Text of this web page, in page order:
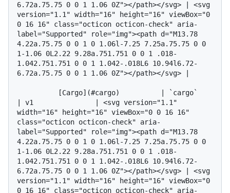
6.72a.75.75 0 0 1 1.06 0Z"></path></svg> | <svg
version="1.1" width="16" height="16" viewBox="0
0 16 16" class="octicon octicon-check" aria-
label="Supported" role="img"><path d="M13.78
4.22a.75.75 0 0 1 0 1.06l-7.25 7.25a.75.75 0 0
1-1.06 0L2.22 9.28a.751.751 0 0 1 .018-
1.042.751.751 0 0 1 1.042-.018L6 10.94l6.72-
6.72a.75.75 0 0 1 1.06 0Z"></path></svg> |
| v1               | <svg version="1.1"
width="16" height="16" viewBox="0 0 16 16"
class="octicon octicon-check" aria-
label="Supported" role="img"><path d="M13.78
4.22a.75.75 0 0 1 0 1.06l-7.25 7.25a.75.75 0 0
1-1.06 0L2.22 9.28a.751.751 0 0 1 .018-
1.042.751.751 0 0 1 1.042-.018L6 10.94l6.72-
6.72a.75.75 0 0 1 1.06 0Z"></path></svg> | <svg
version="1.1" width="16" height="16" viewBox="0
0 16 16" class="octicon octicon-check" aria-